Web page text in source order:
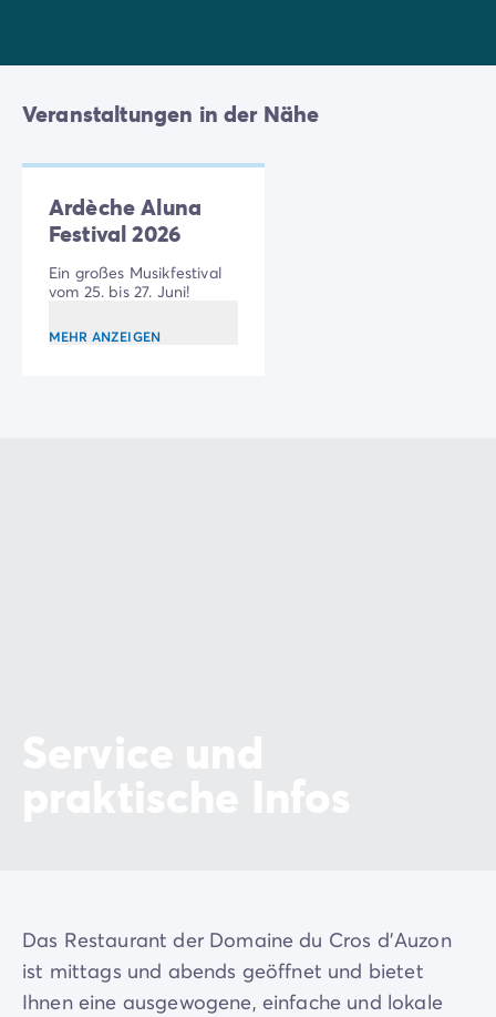
Veranstaltungen in der Nähe
Ardèche Aluna
Festival 2026
Ein großes Musikfestival
vom 25. bis 27. Juni!
MEHR ANZEIGEN
Das Restaurant der Domaine du Cros d'Auzon
ist mittags und abends geöffnet und bietet
Ihnen eine ausgewogene, einfache und lokale